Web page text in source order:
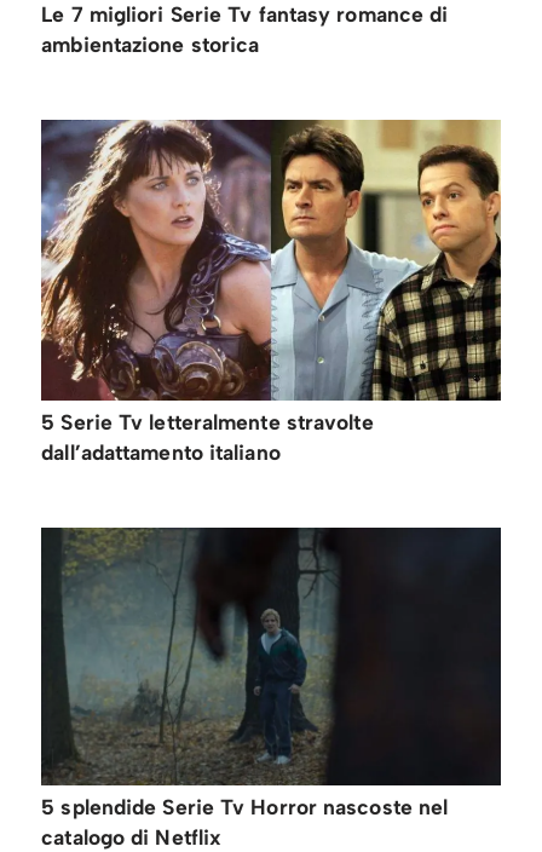
Le 7 migliori Serie Tv fantasy romance di
ambientazione storica
5 Serie Tv letteralmente stravolte
dall’adattamento italiano
5 splendide Serie Tv Horror nascoste nel
catalogo di Netflix